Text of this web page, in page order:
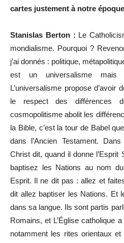
cartes justement à notre
Stanislas Berton : Le
mondialisme. Pourquoi ?
j’ai donnés : politique,
est un universalisme mais
L’universalisme propose d’avoir
le respect des différences
cosmopolitisme abolit les
la Bible, c’est la tour de Babel
dans l’Ancien Testament.
Christ dit, quand il donne l’Esprit
baptisez les Nations au nom
Esprit. Il ne dit pas : allez et
dit allez baptiser les Nations. Et
dans sa langue. Ils sont partis
Romains, et L’Église catholique
notamment les rites orientaux